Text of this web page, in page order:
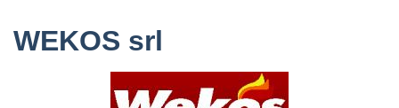
WEKOS srl